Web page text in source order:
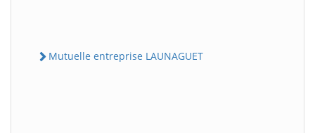
Mutuelle entreprise LAUNAGUET